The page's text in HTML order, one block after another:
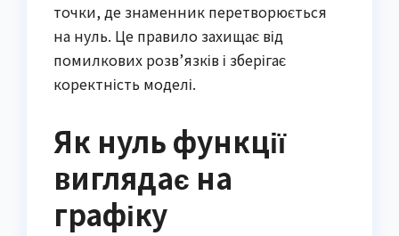
точки, де знаменник перетворюється
на нуль. Це правило захищає від
помилкових розв’язків і зберігає
коректність моделі.
Як нуль функції
виглядає на
графіку